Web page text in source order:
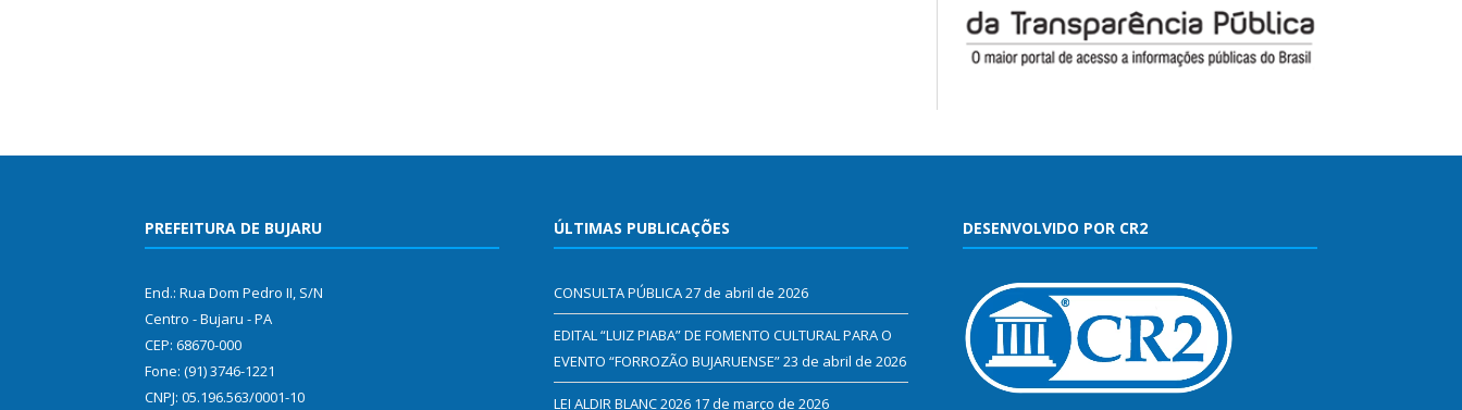
PREFEITURA DE BUJARU
End.: Rua Dom Pedro II, S/N
Centro - Bujaru - PA
CEP: 68670-000
Fone: (91) 3746-1221
CNPJ: 05.196.563/0001-10
ÚLTIMAS PUBLICAÇÕES
CONSULTA PÚBLICA27 de abril de 2026
EDITAL “LUIZ PIABA” DE FOMENTO CULTURAL PARA O
EVENTO “FORROZÃO BUJARUENSE”23 de abril de 2026
LEI ALDIR BLANC 2026 17 de março de 2026
DESENVOLVIDO POR CR2